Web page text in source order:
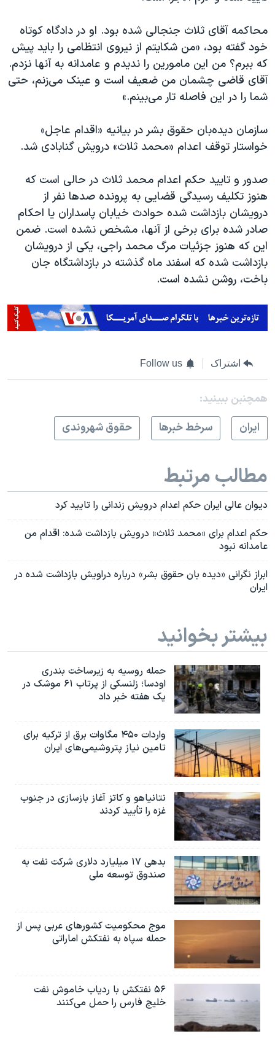
محاکمه آقای ثلاث جنجالی شده بود. او در دادگاه کوتاه
خود گفته بود، «من شکایتم از نیروی انتظامی را باید پیش
که ببرم؟ من این مامورین را ندیدم و عامدانه به آنها نزدم.
آقای قاضی چشمان من ضعیف است و عینک می‌زنم، حتی
شما را در این فاصله تار می‌بینم.»
سازمان دیده‌بان حقوق بشر در بیانیه «اقدام عاجل»
خواستار توقف اعدام «محمد ثلاث» درویش گنابادی شد.
صدور و تایید حکم اعدام محمد ثلاث در حالی است که
هنوز تکلیف رسیدگی قضایی به پرونده صدها نفر از
درویشان بازداشت شده حوادث خیابان پاسداران یا احکام
صادر شده برای برخی از آنها، مشخص نشده است. ضمن
این که هنوز جزئیات مرگ محمد راجی، یکی از درویشان
بازداشت شده که اسفند ماه گذشته در بازداشتگاه جان
باخت، روشن نشده است.
اشتراک Follow us
همچنبن ببینید:
ايران
سرخط خبرها حقوق شهروندی
مطالب مرتبط
دیوان عالی ایران حکم اعدام درویش زندانی را تایید کرد
حکم اعدام برای «محمد ثلاث» درویش بازداشت شده: اقدام من
عامدانه نبود
ابراز نگرانی «دیده بان حقوق بشر» درباره دراویش بازداشت شده در
ایران
بیشتر بخوانید
حمله روسیه به زیرساخت بندری
اودسا؛ زلنسکی از پرتاب ۶۱ موشک در
یک هفته خبر داد
واردات ۴۵۰ مگاوات برق از ترکیه برای
تامین نیاز پتروشیمی‌های ایران
نتانیاهو و کاتز آغاز بازسازی در جنوب
غزه را تأیید کردند
بدهی ۱۷ میلیارد دلاری شرکت نفت به
صندوق توسعه ملی
موج محکومیت کشورهای عربی پس از
حمله سپاه به نفتکش اماراتی
۵۶ نفتکش با ردیاب خاموش نفت
خلیج فارس را حمل می‌کنند